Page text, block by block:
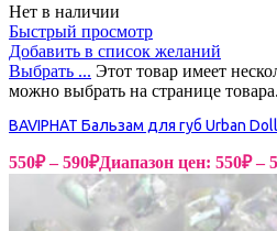
Нет в наличии
Быстрый просмотр
Добавить в список желаний
Выбрать ... Этот товар имеет
можно выбрать на странице товара.
BAVIPHAT Бальзам для губ Urban
550₽ – 590₽Диапазон цен: 550₽ –